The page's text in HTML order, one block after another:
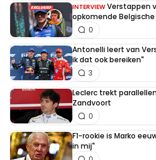
INTERVIEW Verstappen
opkomende
0
Antonelli leert van
ik dat ook bereiken"
3
Leclerc trekt
Zandvoort
0
F1-rookie is Marko
in mij"